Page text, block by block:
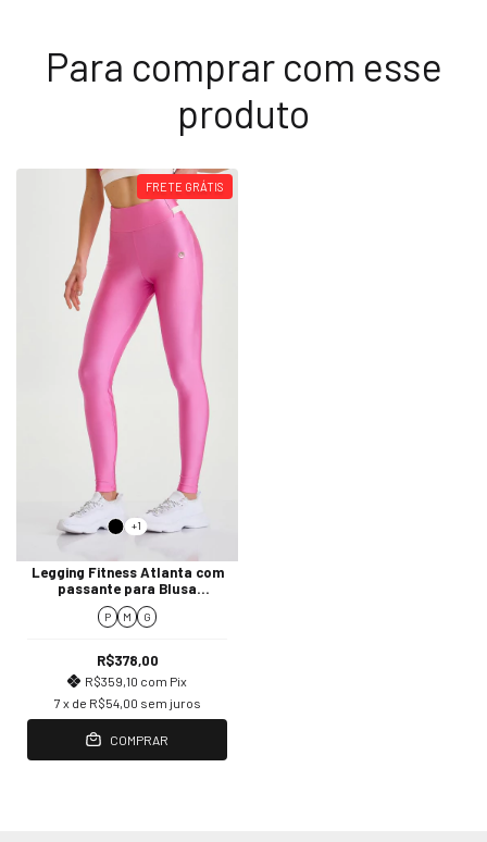
Para comprar com esse
produto
FRETE GRÁTIS
+1
Legging Fitness Atlanta com
passante para Blusa
Cajubrasil
P M G
R$378,00
R$359,10 com Pix
7 x de R$54,00 sem juros
COMPRAR